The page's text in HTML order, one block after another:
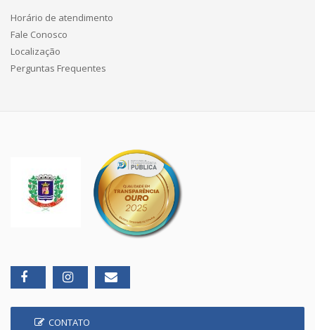
Horário de atendimento
Fale Conosco
Localização
Perguntas Frequentes
CONTATO